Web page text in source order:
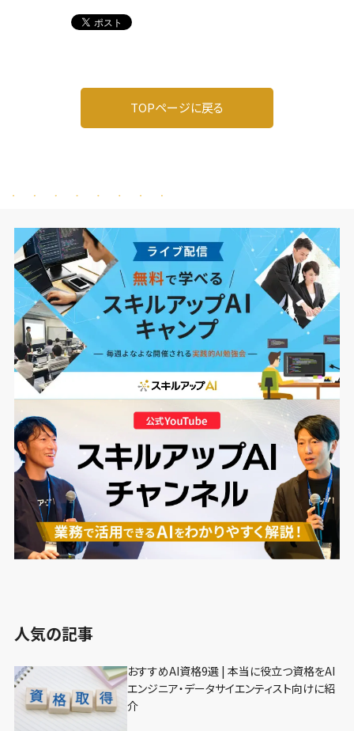
TOPページに戻る
人気の記事
おすすめAI資格9選 | 本当に役立つ資格をAI
エンジニア・データサイエンティスト向けに紹
介